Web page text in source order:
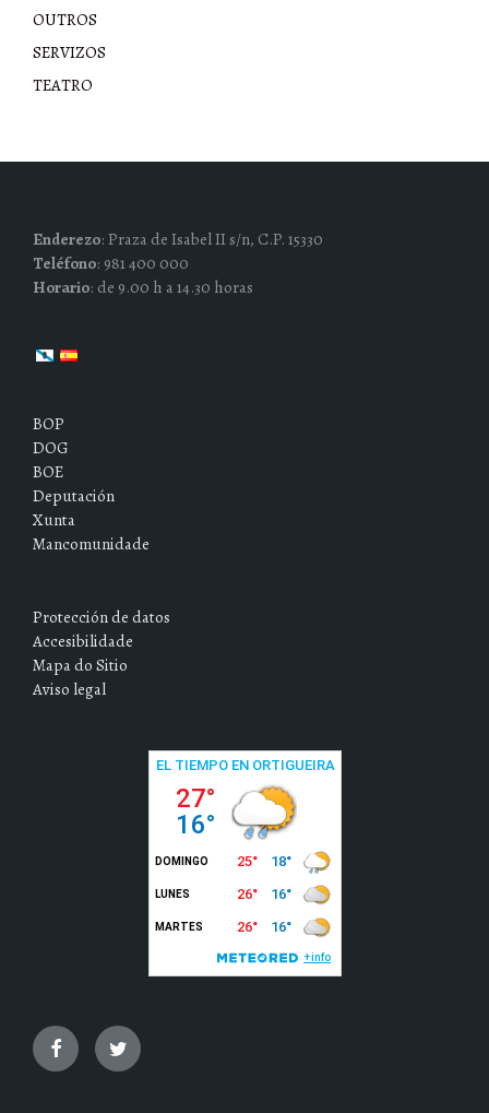
OUTROS
SERVIZOS
TEATRO
Enderezo: Praza de Isabel II s/n, C.P. 15330
Teléfono: 981 400 000
Horario: de 9.00 h a 14.30 horas
BOP
DOG
BOE
Deputación
Xunta
Mancomunidade
Protección de datos
Accesibilidade
Mapa do Sitio
Aviso legal
FacebookTwitter